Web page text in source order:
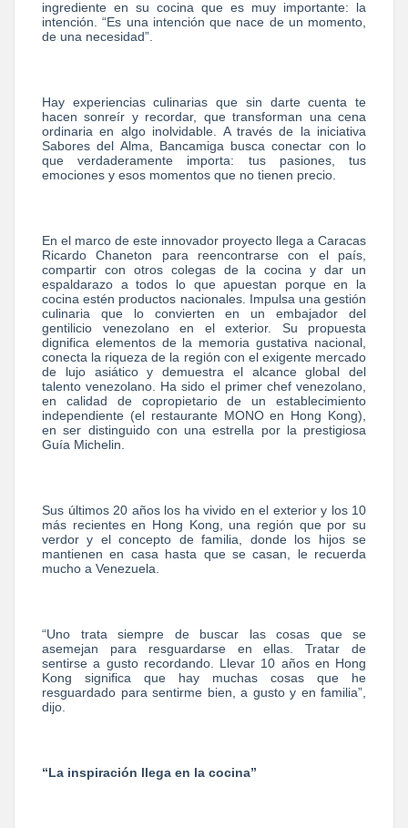
ingrediente en su cocina que es muy importante: la
intención. “Es una intención que nace de un momento,
de una necesidad”.
Hay experiencias culinarias que sin darte cuenta te
hacen sonreír y recordar, que transforman una cena
ordinaria en algo inolvidable. A través de la iniciativa
Sabores del Alma, Bancamiga busca conectar con lo
que verdaderamente importa: tus pasiones, tus
emociones y esos momentos que no tienen precio.
En el marco de este innovador proyecto llega a Caracas
Ricardo Chaneton para reencontrarse con el país,
compartir con otros colegas de la cocina y dar un
espaldarazo a todos lo que apuestan porque en la
cocina estén productos nacionales. Impulsa una gestión
culinaria que lo convierten en un embajador del
gentilicio venezolano en el exterior. Su propuesta
dignifica elementos de la memoria gustativa nacional,
conecta la riqueza de la región con el exigente mercado
de lujo asiático y demuestra el alcance global del
talento venezolano. Ha sido el primer chef venezolano,
en calidad de copropietario de un establecimiento
independiente (el restaurante MONO en Hong Kong),
en ser distinguido con una estrella por la prestigiosa
Guía Michelin.
Sus últimos 20 años los ha vivido en el exterior y los 10
más recientes en Hong Kong, una región que por su
verdor y el concepto de familia, donde los hijos se
mantienen en casa hasta que se casan, le recuerda
mucho a Venezuela.
“Uno trata siempre de buscar las cosas que se
asemejan para resguardarse en ellas. Tratar de
sentirse a gusto recordando. Llevar 10 años en Hong
Kong significa que hay muchas cosas que he
resguardado para sentirme bien, a gusto y en familia”,
dijo.
“La inspiración llega en la cocina”